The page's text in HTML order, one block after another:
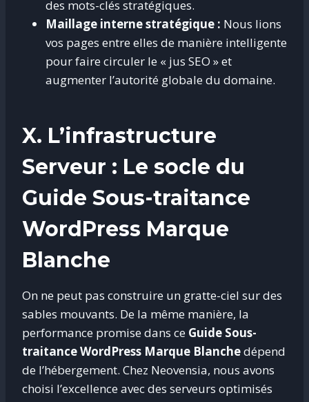
des mots-clés stratégiques.
Maillage interne stratégique : Nous lions
vos pages entre elles de manière intelligente
pour faire circuler le « jus SEO » et
augmenter l’autorité globale du domaine.
X. L’infrastructure
Serveur : Le socle du
Guide Sous-traitance
WordPress Marque
Blanche
On ne peut pas construire un gratte-ciel sur des
sables mouvants. De la même manière, la
performance promise dans ce Guide Sous-
traitance WordPress Marque Blanchedépend
de l’hébergement. Chez Neovensia, nous avons
choisi l’excellence avec des serveurs optimisés